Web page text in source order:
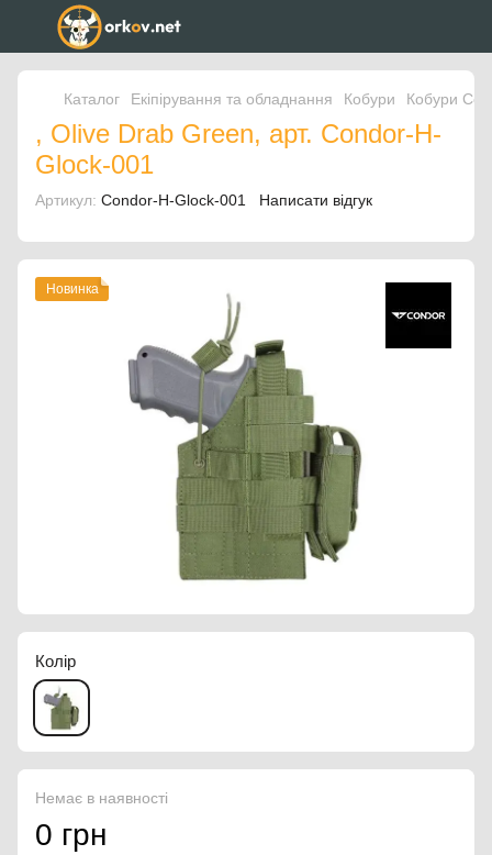
Каталог Екіпірування та обладнання Кобури Кобури
, Olive Drab Green, арт. Condor-H-
Glock-001
Артикул: Condor-H-Glock-001 Написати відгук
Новинка
Колір
Немає в наявності
0 грн